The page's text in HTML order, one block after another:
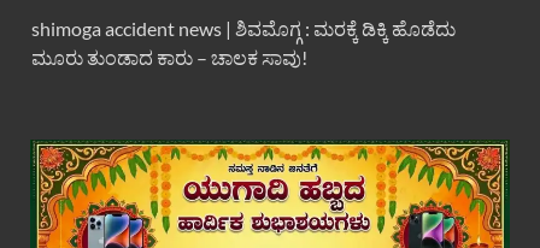
shimoga accident news | ಶಿವಮೊಗ್ಗ : ಮರಕ್ಕೆ ಡಿಕ್ಕಿ ಹೊಡೆದು
ಮೂರು ತುಂಡಾದ ಕಾರು – ಚಾಲಕ ಸಾವು!